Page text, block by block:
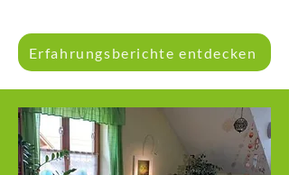
Erfahrungsberichte entdecken